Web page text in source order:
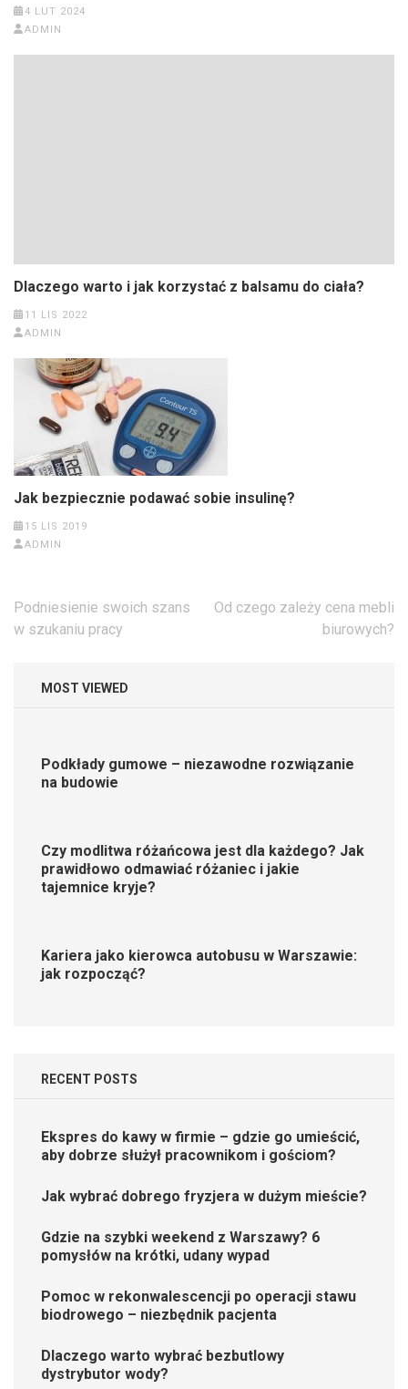
4 LUT 2024
ADMIN
Dlaczego warto i jak korzystać z balsamu do ciała?
11 LIS 2022
ADMIN
Jak bezpiecznie podawać sobie insulinę?
15 LIS 2019
ADMIN
Nawigacja
wpisu
Podniesienie swoich szans
w szukaniu pracy
Od czego zależy cena mebli
biurowych?
MOST VIEWED
Podkłady gumowe – niezawodne rozwiązanie
na budowie
Czy modlitwa różańcowa jest dla każdego? Jak
prawidłowo odmawiać różaniec i jakie
tajemnice kryje?
Kariera jako kierowca autobusu w Warszawie:
jak rozpocząć?
RECENT POSTS
Ekspres do kawy w firmie – gdzie go umieścić,
aby dobrze służył pracownikom i gościom?
Jak wybrać dobrego fryzjera w dużym mieście?
Gdzie na szybki weekend z Warszawy? 6
pomysłów na krótki, udany wypad
Pomoc w rekonwalescencji po operacji stawu
biodrowego – niezbędnik pacjenta
Dlaczego warto wybrać bezbutlowy
dystrybutor wody?